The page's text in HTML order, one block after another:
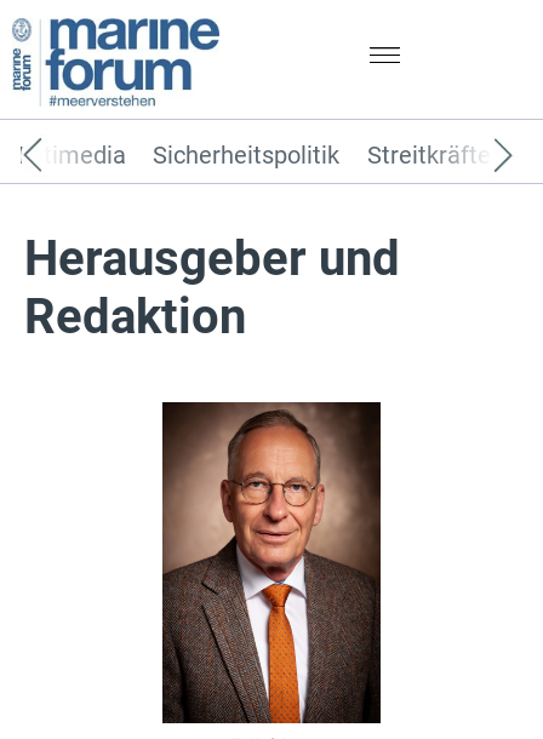
Sicherheitspolitik Streitkräfte
Multimedia
Herausgeber und
Redaktion